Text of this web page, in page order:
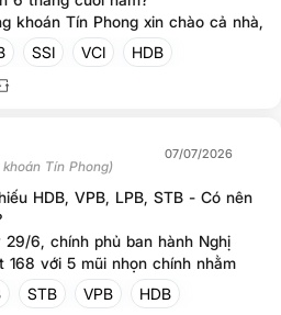
khoán Tín Phong xin chào cả nhà,
7 vừa qua, ngân hàng nhà
(NHNN) đã có 2 động thái nhằm kìm
đà tăng của lãi suất liên ngân hàng
cung tiền trong nền kinh tế. Về lâu
và chính phủ cần những biện
để đảm bảo ổn định hệ thống tiền tệ
dài hạn để phát triển kinh tế
cũng như nâng hạng thị trường
SSI VCI HDB
Tín Phong)
07/07/2026
HDB, VPB, LPB, STB - Có nên
29/6, chính phủ ban hành Nghị
168 với 5 mũi nhọn chính nhằm
kinh tế Việt Nam là: chính sách
tiền tệ, đầu tư công, ổn định lạm
STB VPB HDB